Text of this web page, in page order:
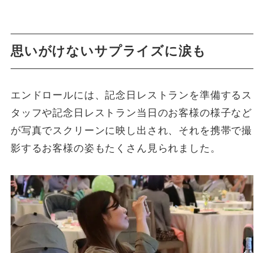
思いがけないサプライズに涙も
エンドロールには、記念日レストランを準備するス
タッフや記念日レストラン当日のお客様の様子など
が写真でスクリーンに映し出され、それを携帯で撮
影するお客様の姿もたくさん見られました。